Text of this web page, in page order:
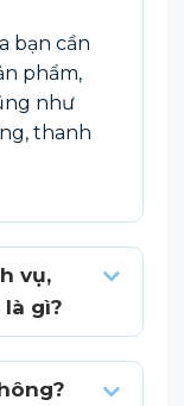
bạn cần
phẩm,
như
thanh
vụ,
gì?